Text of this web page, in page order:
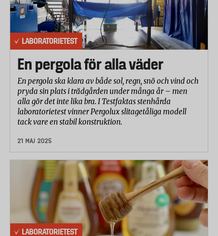
LABORATORIETEST
En pergola för alla väder
En pergola ska klara av både sol, regn, snö och vind och
pryda sin plats i trädgården under många år – men
alla gör det inte lika bra. I Testfaktas stenhårda
laboratorietest vinner Pergolux slitagetåliga modell
tack vare en stabil konstruktion.
21 MAJ 2025
LABORATORIETEST